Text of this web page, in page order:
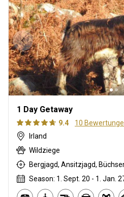
1 Day Getaway
9.4
10
Irland
Wildziege
Bergjagd, Ansitzjagd,
Season: 1. Sept. 20 - 1. Jan.